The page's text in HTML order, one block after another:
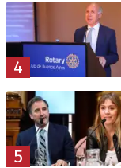
4
5